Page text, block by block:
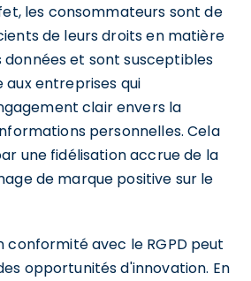
les consommateurs sont de
de leurs droits en matière
et sont susceptibles
entreprises qui
clair envers la
personnelles. Cela
une fidélisation accrue de la
de marque positive sur le
conformité avec le RGPD peut
opportunités d'innovation. En